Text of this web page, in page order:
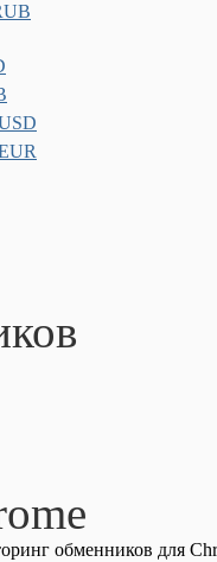
обменников для